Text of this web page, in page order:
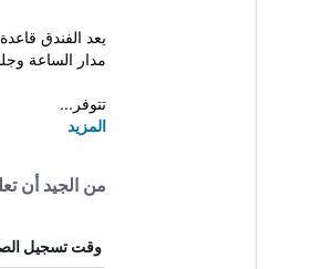
يعد الفندق
مدار الساعة
تتوفر...
المزيد
من الجيد أن
وقت تسجيل